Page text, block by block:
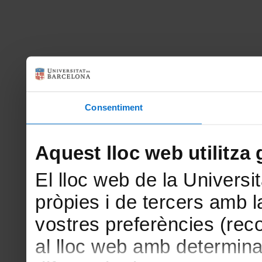
Consentiment
Aquest lloc web utilitza
El lloc web de la
pròpies i de tercers amb
vostres preferències
al lloc web amb